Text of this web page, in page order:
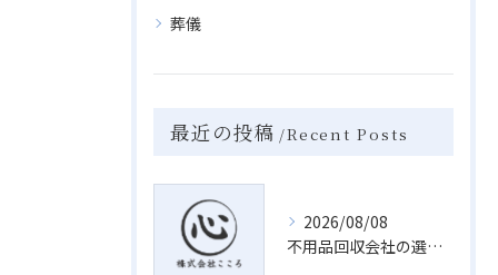
葬儀
最近の投稿 Recent Posts
2026/08/08
不用品回収会社の選び方と千葉県千葉市若葉区で安心・お得に処分する方法